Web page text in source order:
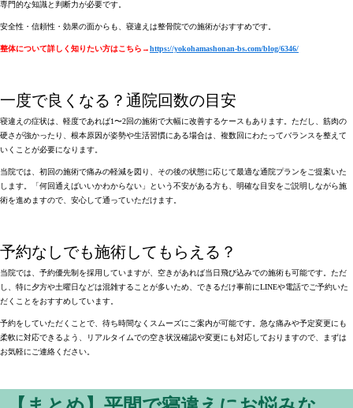
専門的な知識と判断力が必要です。
安全性・信頼性・効果の面からも、寝違えは整骨院での施術がおすすめです。
整体について詳しく知りたい方はこちら→https://yokohamashonan-bs.com/blog/6346/
一度で良くなる？通院回数の目安
寝違えの症状は、軽度であれば1〜2回の施術で大幅に改善するケースもあります。ただし、筋肉の
硬さが強かったり、根本原因が姿勢や生活習慣にある場合は、 複数回にわたってバランスを整えて
いくことが必要になります。
当院では、初回の施術で痛みの軽減を図り、 その後の状態に応じて最適な通院プランをご提案いた
します。「何回通えばいいかわからない」という不安がある方も、 明確な目安をご説明しながら施
術を進めますので、安心して通っていただけます。
予約なしでも施術してもらえる？
当院では、予約優先制を採用していますが、空きがあれば当日飛び込みでの施術も可能です。ただ
し、特に夕方や土曜日などは混雑することが多いため、 できるだけ事前にLINEや電話でご予約いた
だくことをおすすめ しています。
予約をしていただくことで、 待ち時間なくスムーズにご案内が可能です。急な痛みや予定変更にも
柔軟に対応できるよう、
リアルタイムでの空き状況確認や変更にも対応 しておりますので、まずは
お気軽にご連絡ください。